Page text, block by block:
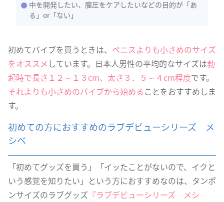
中を開発したい、膣圧をケアしたいなどの目的が「あ
る」or「ない」
初めてバイブを買うときは、 ペニスよりも小さめのサイズ
をオススメ しています。日本人男性の平均的なサイズは勃
起時で長さ１２～１３cm、太さ３．５～４cm程度です。
それよりも小さめのバイブから始めることをおすすめしま
す。
初めての方におすすめのラブデビューシリーズ メ
シベ
「初めてグッズを買う」「イッたことがないので、イクと
いう感覚を知りたい」という方におすすめなのは、タンポ
ンサイズのラブグッズ 『ラブデビューシリーズ メシ